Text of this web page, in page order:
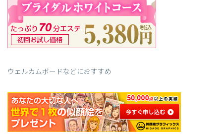
ウェルカムボードなどにおすすめ